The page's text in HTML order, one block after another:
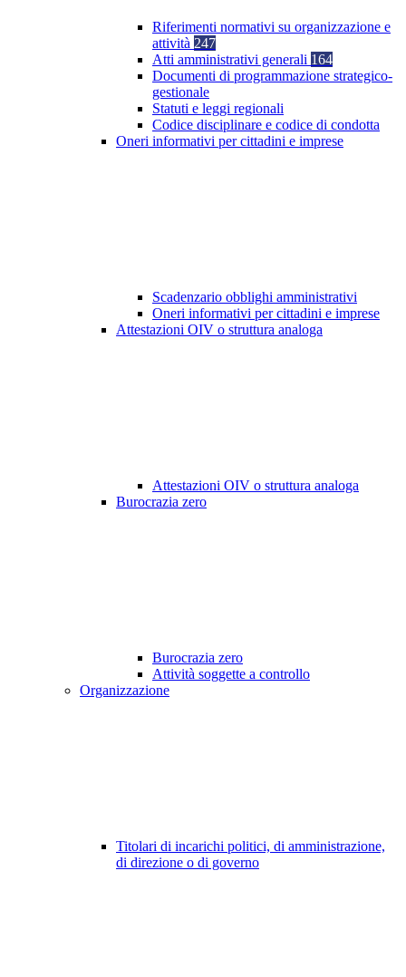
Riferimenti normativi su organizzazione e
attività 247
Atti amministrativi generali 164
Documenti di programmazione strategico-
gestionale
Statuti e leggi regionali
Codice disciplinare e codice di condotta
Oneri informativi per cittadini e imprese
Scadenzario obblighi amministrativi
Oneri informativi per cittadini e imprese
Attestazioni OIV o struttura analoga
Attestazioni OIV o struttura analoga
Burocrazia zero
Burocrazia zero
Attività soggette a controllo
Organizzazione
Titolari di incarichi politici, di amministrazione,
di direzione o di governo